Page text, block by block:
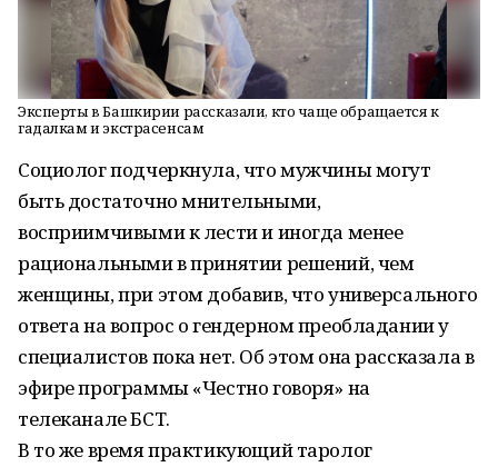
Эксперты в Башкирии рассказали, кто чаще обращается к
гадалкам и экстрасенсам
Социолог подчеркнула, что мужчины могут
быть достаточно мнительными,
восприимчивыми к лести и иногда менее
рациональными в принятии решений, чем
женщины, при этом добавив, что универсального
ответа на вопрос о гендерном преобладании у
специалистов пока нет. Об этом она рассказала в
эфире программы «Честно говоря» на
телеканале БСТ.
В то же время практикующий таролог